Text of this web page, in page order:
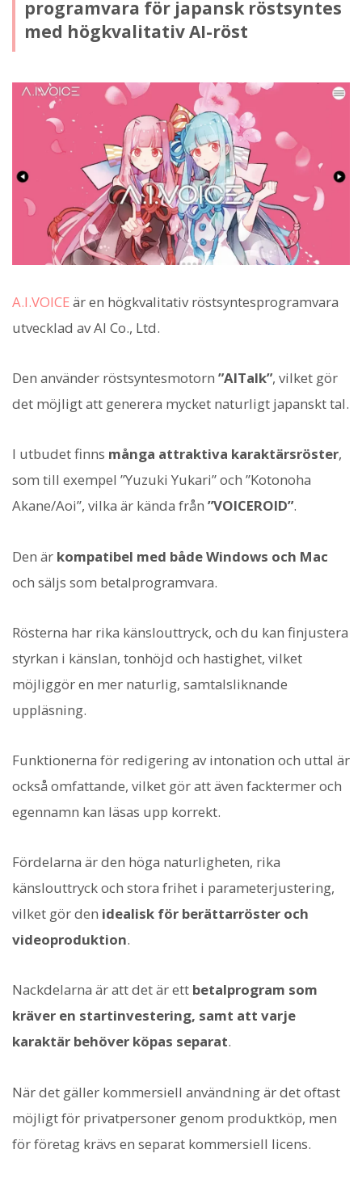
programvara för japansk röstsyntes
med högkvalitativ AI-röst
A.I.VOICEär en högkvalitativ röstsyntesprogramvara
utvecklad av AI Co., Ltd.
Den använder röstsyntesmotorn ”AITalk”, vilket gör
det möjligt att generera mycket naturligt japanskt tal.
I utbudet finns många attraktiva karaktärsröster,
som till exempel ”Yuzuki Yukari” och ”Kotonoha
Akane/Aoi”, vilka är kända från ”VOICEROID”.
Den är kompatibel med både Windows och Mac
och säljs som betalprogramvara.
Rösterna har rika känslouttryck, och du kan finjustera
styrkan i känslan, tonhöjd och hastighet, vilket
möjliggör en mer naturlig, samtalsliknande
uppläsning.
Funktionerna för redigering av intonation och uttal är
också omfattande, vilket gör att även facktermer och
egennamn kan läsas upp korrekt.
Fördelarna är den höga naturligheten, rika
känslouttryck och stora frihet i parameterjustering,
vilket gör den idealisk för berättarröster och
videoproduktion.
Nackdelarna är att det är ett betalprogram som
kräver en startinvestering, samt att varje
karaktär behöver köpas separat.
När det gäller kommersiell användning är det oftast
möjligt för privatpersoner genom produktköp, men
för företag krävs en separat kommersiell licens.